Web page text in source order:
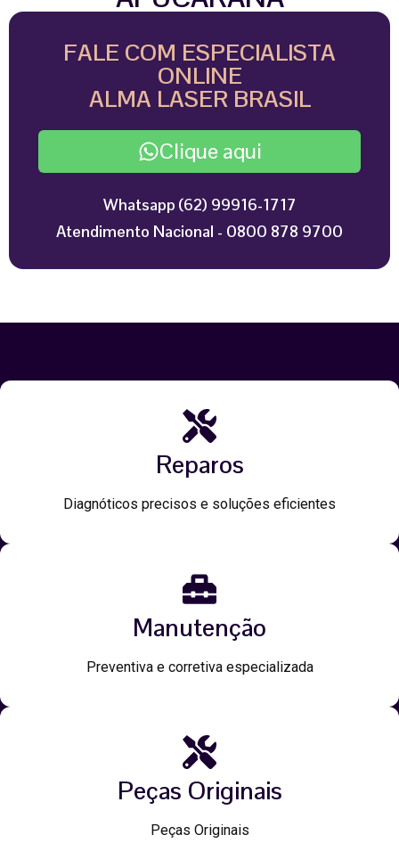
FALE COM ESPECIALISTA
ONLINE
ALMA LASER BRASIL
Clique aqui
Whatsapp (62) 99916-1717
Atendimento Nacional - 0800 878 9700
Reparos
Diagnóticos precisos e soluções eficientes
Manutenção
Preventiva e corretiva especializada
Peças Originais
Peças Originais